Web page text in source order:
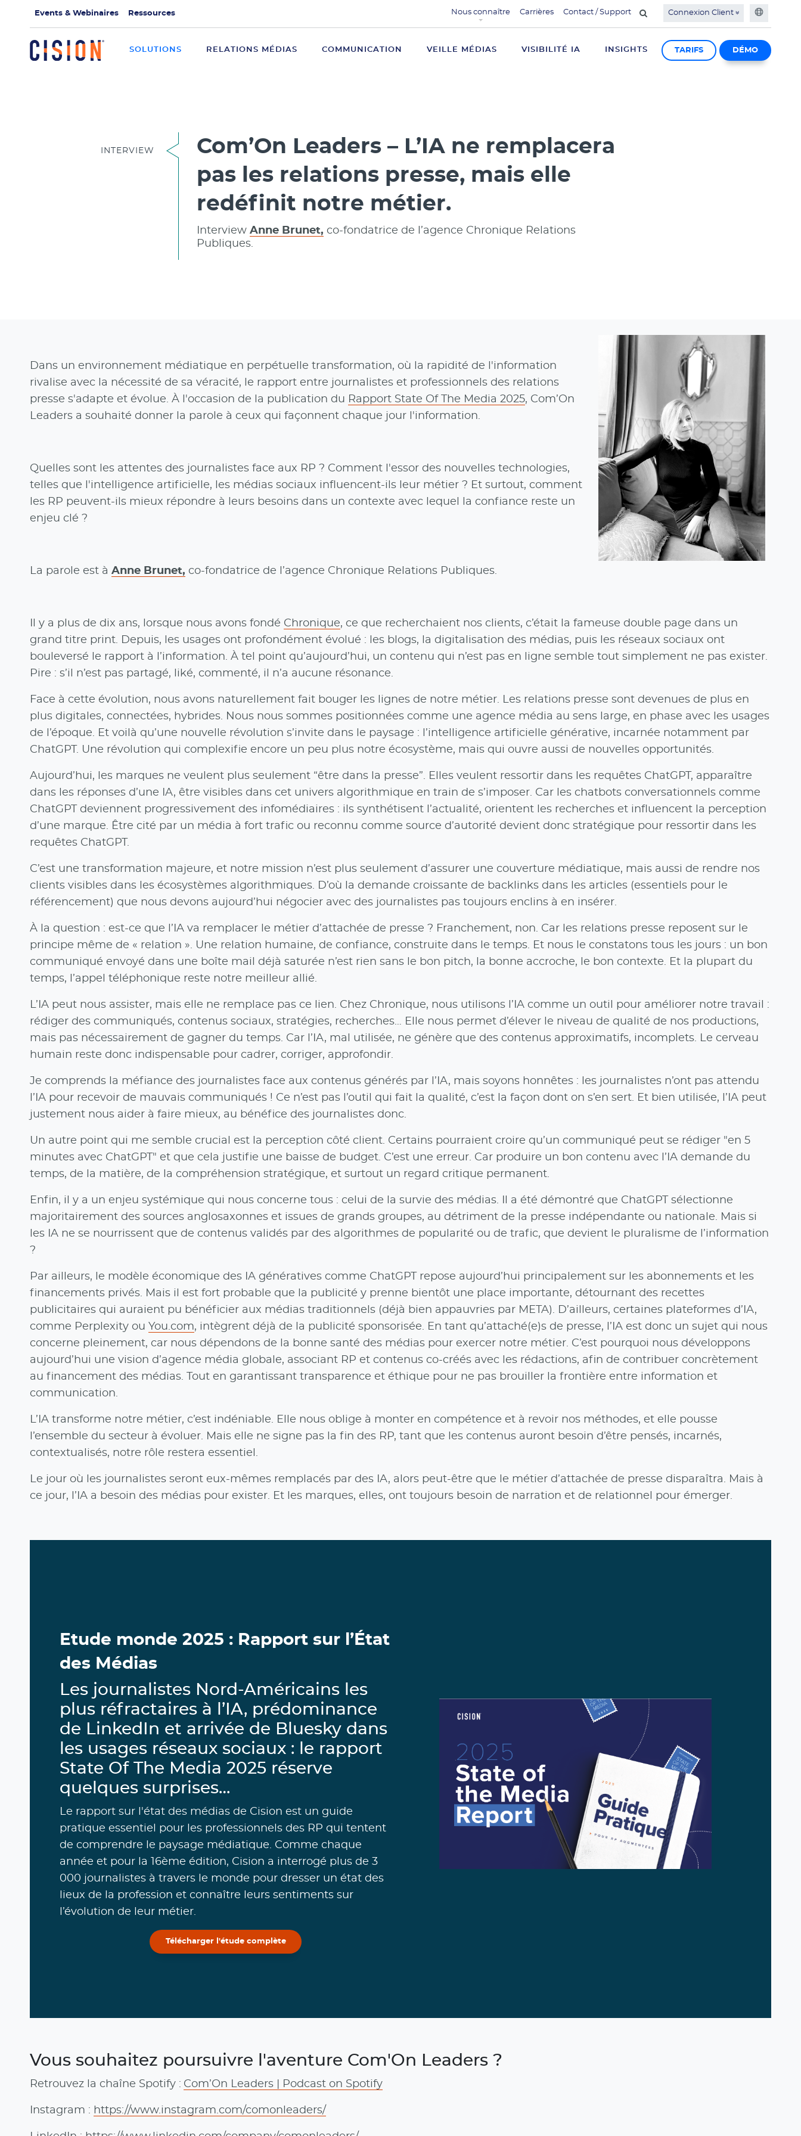
Events & Webinaires Ressources Nous connaître Carrières Contact / Support Connexion Client
SOLUTIONS RELATIONS MÉDIAS COMMUNICATION VEILLE MÉDIAS VISIBILITÉ IA INSIGHTS TARIFS DÉMO
INTERVIEW
Com’On Leaders – L’IA ne remplacera
pas les relations presse, mais elle
redéfinit notre métier.
Interview Anne Brunet, co-fondatrice de l’agence Chronique Relations
Publiques.
Dans un environnement médiatique en perpétuelle transformation, où la rapidité de l'information
rivalise avec la nécessité de sa véracité, le rapport entre journalistes et professionnels des relations
presse s'adapte et évolue. À l'occasion de la publication du Rapport State Of The Media 2025, Com’On
Leaders a souhaité donner la parole à ceux qui façonnent chaque jour l'information.
Quelles sont les attentes des journalistes face aux RP ? Comment l'essor des nouvelles technologies,
telles que l'intelligence artificielle, les médias sociaux influencent-ils leur métier ? Et surtout, comment
les RP peuvent-ils mieux répondre à leurs besoins dans un contexte avec lequel la confiance reste un
enjeu clé ?
La parole est à Anne Brunet, co-fondatrice de l’agence Chronique Relations Publiques.
Il y a plus de dix ans, lorsque nous avons fondé Chronique, ce que recherchaient nos clients, c’était la fameuse double page dans un
grand titre print. Depuis, les usages ont profondément évolué : les blogs, la digitalisation des médias, puis les réseaux sociaux ont
bouleversé le rapport à l’information. À tel point qu’aujourd’hui, un contenu qui n’est pas en ligne semble tout simplement ne pas exister.
Pire : s’il n’est pas partagé, liké, commenté, il n’a aucune résonance.
Face à cette évolution, nous avons naturellement fait bouger les lignes de notre métier. Les relations presse sont devenues de plus en
plus digitales, connectées, hybrides. Nous nous sommes positionnées comme une agence média au sens large, en phase avec les usages
de l’époque. Et voilà qu’une nouvelle révolution s’invite dans le paysage : l’intelligence artificielle générative, incarnée notamment par
ChatGPT. Une révolution qui complexifie encore un peu plus notre écosystème, mais qui ouvre aussi de nouvelles opportunités.
Aujourd’hui, les marques ne veulent plus seulement “être dans la presse”. Elles veulent ressortir dans les requêtes ChatGPT, apparaître
dans les réponses d’une IA, être visibles dans cet univers algorithmique en train de s’imposer. Car les chatbots conversationnels comme
ChatGPT deviennent progressivement des infomédiaires : ils synthétisent l’actualité, orientent les recherches et influencent la perception
d’une marque. Être cité par un média à fort trafic ou reconnu comme source d’autorité devient donc stratégique pour ressortir dans les
requêtes ChatGPT.
C’est une transformation majeure, et notre mission n’est plus seulement d’assurer une couverture médiatique, mais aussi de rendre nos
clients visibles dans les écosystèmes algorithmiques. D’où la demande croissante de backlinks dans les articles (essentiels pour le
référencement) que nous devons aujourd’hui négocier avec des journalistes pas toujours enclins à en insérer.
À la question : est-ce que l’IA va remplacer le métier d’attachée de presse ? Franchement, non. Car les relations presse reposent sur le
principe même de « relation ». Une relation humaine, de confiance, construite dans le temps. Et nous le constatons tous les jours : un bon
communiqué envoyé dans une boîte mail déjà saturée n’est rien sans le bon pitch, la bonne accroche, le bon contexte. Et la plupart du
temps, l’appel téléphonique reste notre meilleur allié.
L’IA peut nous assister, mais elle ne remplace pas ce lien. Chez Chronique, nous utilisons l’IA comme un outil pour améliorer notre travail :
rédiger des communiqués, contenus sociaux, stratégies, recherches… Elle nous permet d’élever le niveau de qualité de nos productions,
mais pas nécessairement de gagner du temps. Car l’IA, mal utilisée, ne génère que des contenus approximatifs, incomplets. Le cerveau
humain reste donc indispensable pour cadrer, corriger, approfondir.
Je comprends la méfiance des journalistes face aux contenus générés par l’IA, mais soyons honnêtes : les journalistes n’ont pas attendu
l’IA pour recevoir de mauvais communiqués ! Ce n’est pas l’outil qui fait la qualité, c’est la façon dont on s’en sert. Et bien utilisée, l’IA peut
justement nous aider à faire mieux, au bénéfice des journalistes donc.
Un autre point qui me semble crucial est la perception côté client. Certains pourraient croire qu’un communiqué peut se rédiger "en 5
minutes avec ChatGPT" et que cela justifie une baisse de budget. C’est une erreur. Car produire un bon contenu avec l’IA demande du
temps, de la matière, de la compréhension stratégique, et surtout un regard critique permanent.
Enfin, il y a un enjeu systémique qui nous concerne tous : celui de la survie des médias. Il a été démontré que ChatGPT sélectionne
majoritairement des sources anglosaxonnes et issues de grands groupes, au détriment de la presse indépendante ou nationale. Mais si
les IA ne se nourrissent que de contenus validés par des algorithmes de popularité ou de trafic, que devient le pluralisme de l’information
?
Par ailleurs, le modèle économique des IA génératives comme ChatGPT repose aujourd’hui principalement sur les abonnements et les
financements privés. Mais il est fort probable que la publicité y prenne bientôt une place importante, détournant des recettes
publicitaires qui auraient pu bénéficier aux médias traditionnels (déjà bien appauvries par META). D’ailleurs, certaines plateformes d’IA,
comme Perplexity ou You.com, intègrent déjà de la publicité sponsorisée. En tant qu’attaché(e)s de presse, l’IA est donc un sujet qui nous
concerne pleinement, car nous dépendons de la bonne santé des médias pour exercer notre métier. C’est pourquoi nous développons
aujourd’hui une vision d’agence média globale, associant RP et contenus co-créés avec les rédactions, afin de contribuer concrètement
au financement des médias. Tout en garantissant transparence et éthique pour ne pas brouiller la frontière entre information et
communication.
L’IA transforme notre métier, c’est indéniable. Elle nous oblige à monter en compétence et à revoir nos méthodes, et elle pousse
l’ensemble du secteur à évoluer. Mais elle ne signe pas la fin des RP, tant que les contenus auront besoin d’être pensés, incarnés,
contextualisés, notre rôle restera essentiel.
Le jour où les journalistes seront eux-mêmes remplacés par des IA, alors peut-être que le métier d’attachée de presse disparaîtra. Mais à
ce jour, l’IA a besoin des médias pour exister. Et les marques, elles, ont toujours besoin de narration et de relationnel pour émerger.
Etude monde 2025 : Rapport sur l’État
des Médias
Les journalistes Nord-Américains les
plus réfractaires à l’IA, prédominance
de LinkedIn et arrivée de Bluesky dans
les usages réseaux sociaux : le rapport
State Of The Media 2025 réserve
quelques surprises…
Le rapport sur l'état des médias de Cision est un guide
pratique essentiel pour les professionnels des RP qui tentent
de comprendre le paysage médiatique. Comme chaque
année et pour la 16ème édition, Cision a interrogé plus de 3
000 journalistes à travers le monde pour dresser un état des
lieux de la profession et connaître leurs sentiments sur
l’évolution de leur métier.
Télécharger l'étude complète
Vous souhaitez poursuivre l'aventure Com'On Leaders ?
Retrouvez la chaîne Spotify : Com’On Leaders | Podcast on Spotify
Instagram : https://www.instagram.com/comonleaders/